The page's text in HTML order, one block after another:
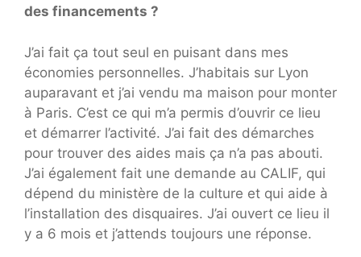
des financements ?
J’ai fait ça tout seul en puisant dans mes
économies personnelles. J’habitais sur Lyon
auparavant et j’ai vendu ma maison pour monter
à Paris. C’est ce qui m’a permis d’ouvrir ce lieu
et démarrer l’activité. J’ai fait des démarches
pour trouver des aides mais ça n’a pas abouti.
J’ai également fait une demande au CALIF, qui
dépend du ministère de la culture et qui aide à
l’installation des disquaires. J’ai ouvert ce lieu il
y a 6 mois et j’attends toujours une réponse.